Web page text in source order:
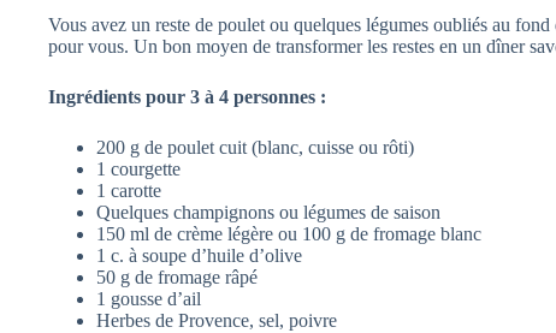
Vous avez un reste de poulet ou quelques légumes oubliés au
pour vous. Un bon moyen de transformer les restes en un dîner
Ingrédients pour 3 à 4 personnes :
200 g de poulet cuit (blanc, cuisse ou rôti)
1 courgette
1 carotte
Quelques champignons ou légumes de saison
150 ml de crème légère ou 100 g de fromage blanc
1 c. à soupe d’huile d’olive
50 g de fromage râpé
1 gousse d’ail
Herbes de Provence, sel, poivre